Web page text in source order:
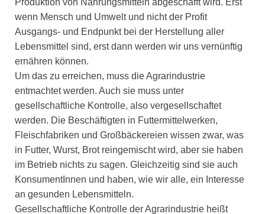
Produktion von Nahrungsmitteln abgeschafft wird. Erst
wenn Mensch und Umwelt und nicht der Profit
Ausgangs- und Endpunkt bei der Herstellung aller
Lebensmittel sind, erst dann werden wir uns vernünftig
ernähren können.
Um das zu erreichen, muss die Agrarindustrie
entmachtet werden. Auch sie muss unter
gesellschaftliche Kontrolle, also vergesellschaftet
werden. Die Beschäftigten in Futtermittelwerken,
Fleischfabriken und Großbäckereien wissen zwar, was
in Futter, Wurst, Brot reingemischt wird, aber sie haben
im Betrieb nichts zu sagen. Gleichzeitig sind sie auch
KonsumentInnen und haben, wie wir alle, ein Interesse
an gesunden Lebensmitteln.
Gesellschaftliche Kontrolle der Agrarindustrie heißt